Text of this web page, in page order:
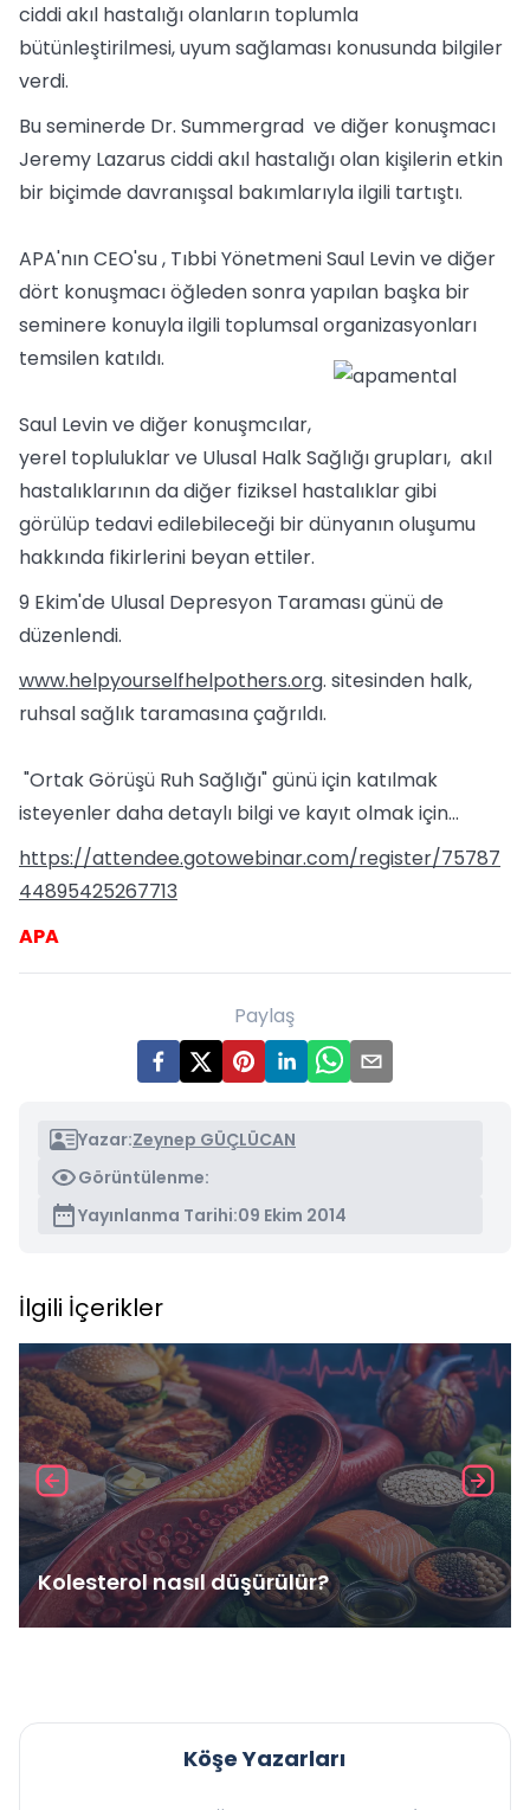
ciddi akıl hastalığı olanların toplumla
bütünleştirilmesi, uyum sağlaması konusunda bilgiler
verdi.
Bu seminerde Dr. Summergrad ve diğer konuşmacı
Jeremy Lazarus ciddi akıl hastalığı olan kişilerin etkin
bir biçimde davranışsal bakımlarıyla ilgili tartıştı.
APA'nın CEO'su , Tıbbi Yönetmeni Saul Levin ve diğer
dört konuşmacı öğleden sonra yapılan başka bir
seminere konuyla ilgili toplumsal organizasyonları
temsilen katıldı.
Saul Levin ve diğer konuşmcılar,
yerel topluluklar ve Ulusal Halk Sağlığı grupları, akıl
hastalıklarının da diğer fiziksel hastalıklar gibi
görülüp tedavi edilebileceği bir dünyanın oluşumu
hakkında fikirlerini beyan ettiler.
9 Ekim'de Ulusal Depresyon Taraması günü de
düzenlendi.
www.helpyourselfhelpothers.org. sitesinden halk,
ruhsal sağlık taramasına çağrıldı.
"Ortak Görüşü Ruh Sağlığı" günü için katılmak
isteyenler daha detaylı bilgi ve kayıt olmak için...
https://attendee.gotowebinar.com/register/75787
44895425267713
APA
Paylaş
Yazar:Zeynep GÜÇLÜCAN
Görüntülenme:
Yayınlanma Tarihi:09 Ekim 2014
İlgili İçerikler
Kolesterol nasıl düşürülür?
Köşe Yazarları